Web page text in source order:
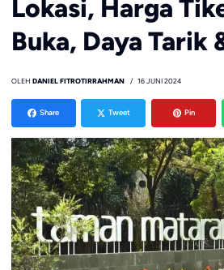
Lokasi, Harga
Buka, Daya Tarik
OLEH DANIEL FITROTIRRAHMAN 16 JUNI 2024
Share Tweet Pin